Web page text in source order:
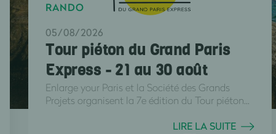
RANDO
05/08/2026
Tour piéton du Grand Paris
Express - 21 au 30 août
Enlarge your Paris et la Société des Grands
Projets organisent la 7e édition du Tour piéton...
LIRE LA SUITE